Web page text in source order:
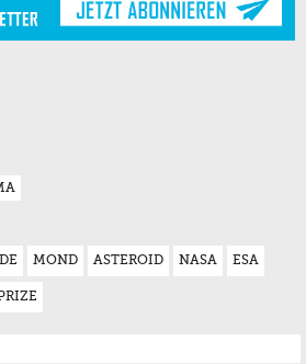
MOND ASTEROID NASA ESA